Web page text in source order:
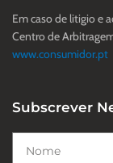
Em caso de litigio e
Centro de
www.consumidor.pt
Subscrever